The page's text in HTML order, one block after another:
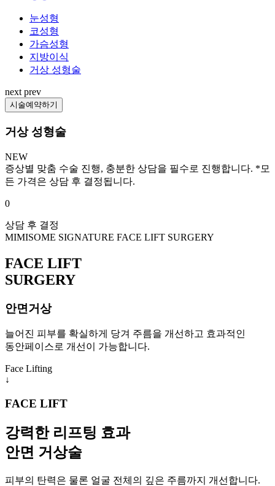
눈성형
코성형
가슴성형
지방이식
거상 성형술
next prev
시술예약하기
거상 성형술
NEW
증상별 맞춤 수술 진행, 충분한 상담을 필수로 진행합니다. *모
든 가격은 상담 후 결정됩니다.
0
상담 후 결정
MIMISOME SIGNATURE FACE LIFT SURGERY
FACE LIFT
SURGERY
안면거상
늘어진 피부를 확실하게 당겨 주름을 개선하고 효과적인
동안페이스로 개선이 가능합니다.
Face Lifting
↓
FACE LIFT
강력한 리프팅 효과
안면 거상술
피부의 탄력은 물론 얼굴 전체의 깊은 주름까지 개선합니다.